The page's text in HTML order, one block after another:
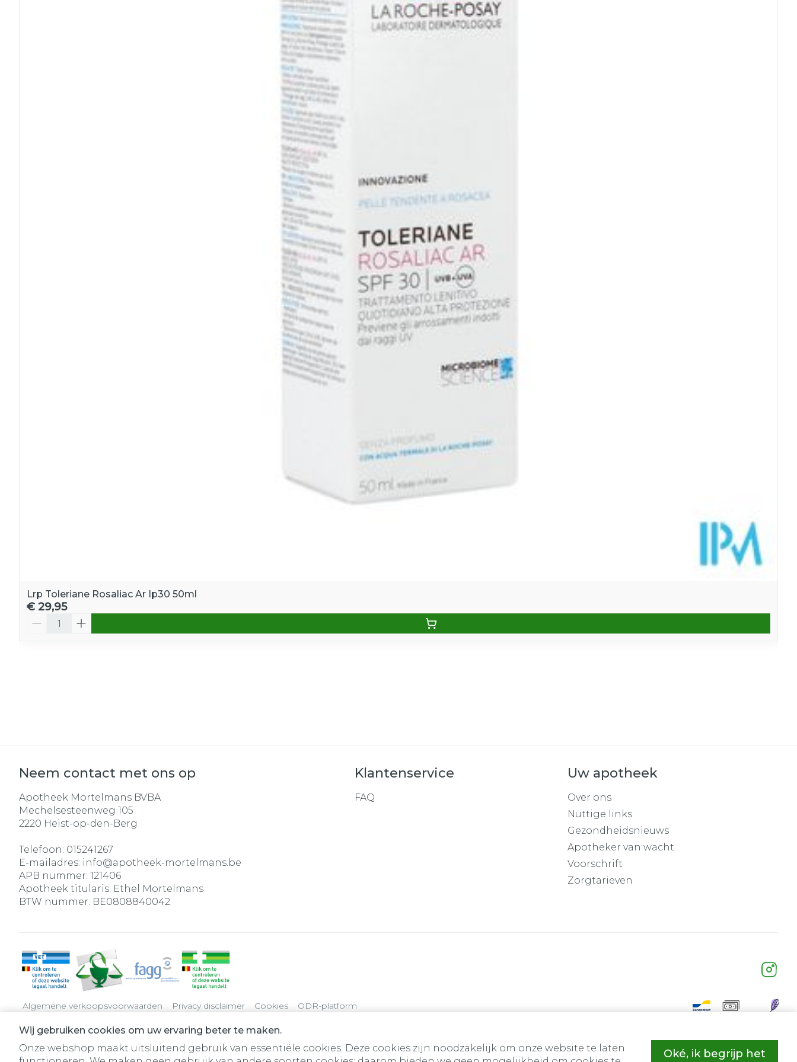
Wij gebruiken cookies om uw ervaring beter te maken.
Onze webshop maakt uitsluitend gebruik van essentiële cookies. Deze cookies zijn noodzakelijk om onze website te laten
Oké, ik begrijp het
Lrp Toleriane Rosaliac Ar Ip30 50ml
€ 29,95
Neem contact met ons op
Apotheek Mortelmans BVBA
Mechelsesteenweg 105
2220 Heist-op-den-Berg
Telefoon: 015241267
E-mailadres: info@apotheek-mortelmans.be
APB nummer: 121406
Apotheek titularis: Ethel Mortelmans
BTW nummer: BE0808840042
Klantenservice
FAQ
Uw apotheek
Over ons
Nuttige links
Gezondheidsnieuws
Apotheker van wacht
Voorschrift
Zorgtarieven
Algemene verkoopsvoorwaarden Privacy disclaimer Cookies ODR-platform